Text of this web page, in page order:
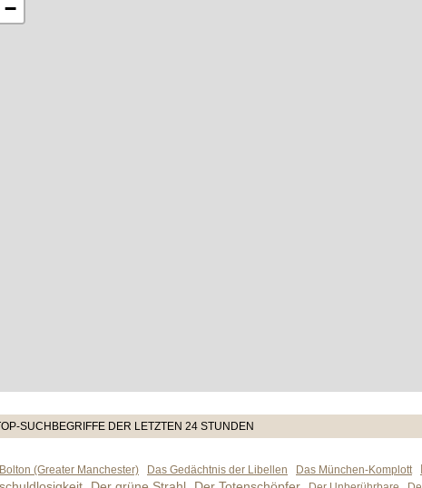
−
SUCHBEGRIFFE DER LETZTEN 24 STUNDEN
Bolton (Greater Manchester) Das Gedächtnis der Libellen Das München-Komplott